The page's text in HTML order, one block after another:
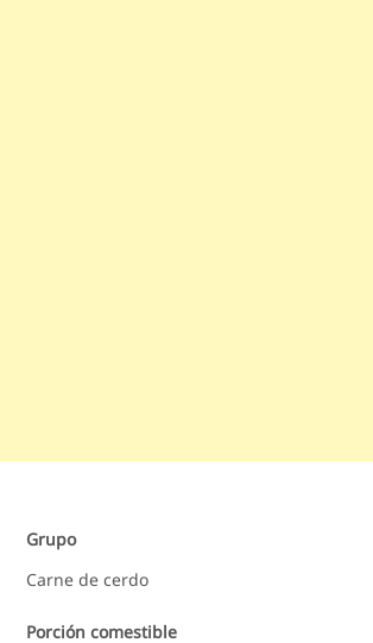
Grupo
Carne de cerdo
Porción comestible